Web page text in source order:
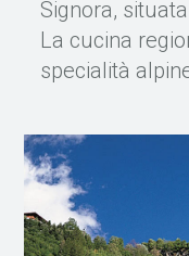
Signora,
La cucina
specialità